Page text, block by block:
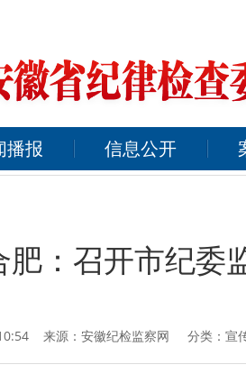
播报 信息公开
肥：召开市纪委
来源： 安徽纪检监察网 分类：宣